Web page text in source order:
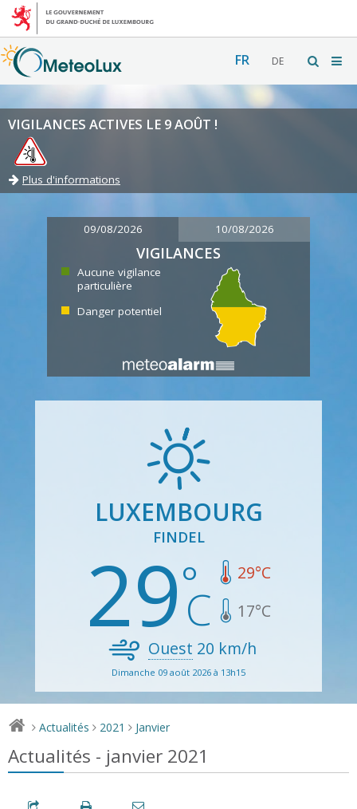
FR DE
VIGILANCES ACTIVES LE 9 AOÛT !
Plus d'informations
09/08/2026 10/08/2026
VIGILANCES
Aucune vigilance
particulière
Danger potentiel
LUXEMBOURG
FINDEL
29 29°C
17°C
Ouest 20 km/h
Dimanche 09 août 2026 à 13h15
> Actualités > 2021 > Janvier
Actualités - janvier 2021